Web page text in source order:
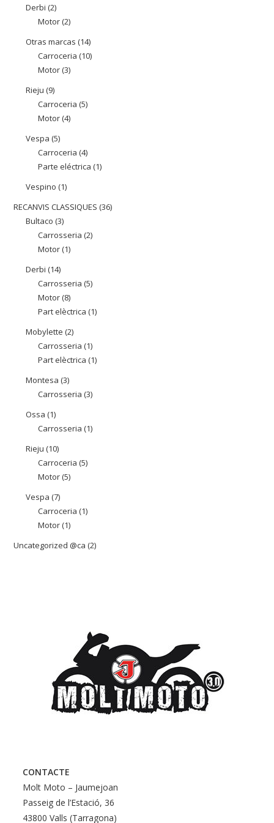
Derbi 22
productes
Motor 22
productes
Otras marcas 1414
productes
Carroceria 1010
Motor 33
Rieju 99
productes
Carroceria 55
Motor 44
Vespa 55
productes
Carroceria 44
productes
Parte eléctrica 11
Vespino 11
producte
RECANVIS CLASSIQUES 3636
Bultaco 33
productes
Carrosseria 22
Motor 11
Derbi 1414
productes
Carrosseria 55
Motor 88
productes
Part elèctrica 11
Mobylette 22
productes
Carrosseria 11
producte
Part elèctrica 11
Montesa 33
productes
Carrosseria 33
Ossa 11
producte
Carrosseria 11
Rieju 1010
productes
Carroceria 55
Motor 55
Vespa 77
productes
Carroceria 11
Motor 11
producte
Uncategorized @ca 22
CONTACTE
Molt Moto – Jaumejoan
Passeig de l’Estació, 36
43800 Valls (Tarragona)